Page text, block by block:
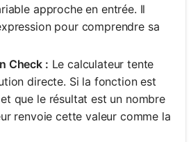
approche en entrée. Il
pour comprendre sa
Check : Le calculateur tente
directe. Si la fonction est
que le résultat est un nombre
renvoie cette valeur comme la